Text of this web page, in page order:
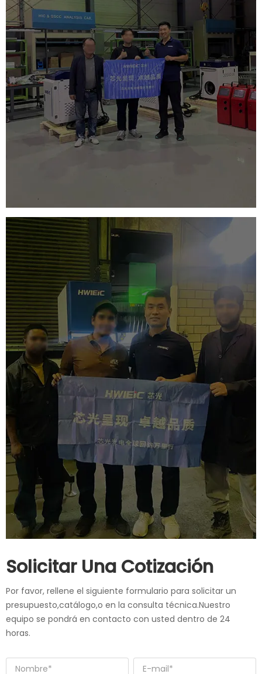
Solicitar Una Cotización
Por favor, rellene el siguiente formulario para solicitar un
presupuesto,catálogo,o en la consulta técnica.Nuestro
equipo se pondrá en contacto con usted dentro de 24
horas.